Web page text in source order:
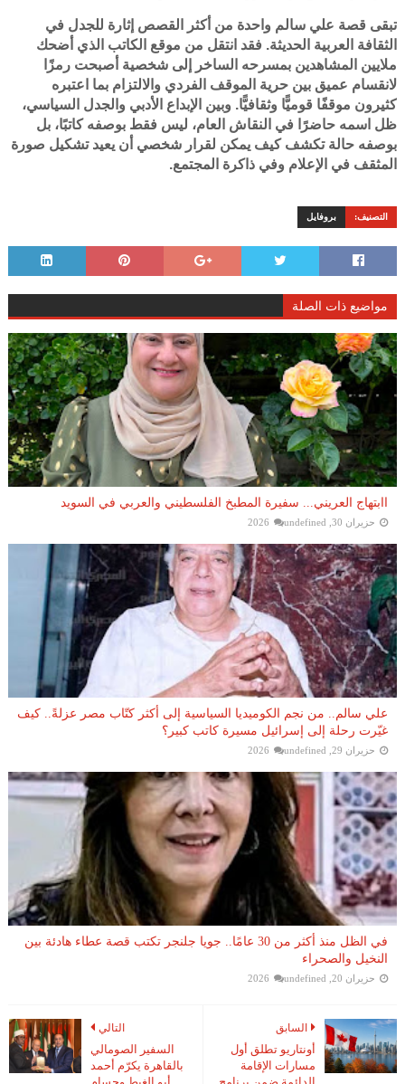
تبقى قصة علي سالم واحدة من أكثر القصص إثارة للجدل في
الثقافة العربية الحديثة. فقد انتقل من موقع الكاتب الذي أضحك
ملايين المشاهدين بمسرحه الساخر إلى شخصية أصبحت رمزًا
لانقسام عميق بين حرية الموقف الفردي والالتزام بما اعتبره
كثيرون موقفًا قوميًّا وثقافيًّا. وبين الإبداع الأدبي والجدل السياسي،
ظل اسمه حاضرًا في النقاش العام، ليس فقط بوصفه كاتبًا، بل
بوصفه حالة تكشف كيف يمكن لقرار شخصي أن يعيد تشكيل صورة
المثقف في الإعلام وفي ذاكرة المجتمع.
التصنيف: بروفايل
مواضيع ذات الصلة
اابتهاج العريني... سفيرة المطبخ الفلسطيني والعربي في السويد
حزيران 30, 2026 undefined
علي سالم.. من نجم الكوميديا السياسية إلى أكثر كتّاب مصر عزلةً.. كيف
غيّرت رحلة إلى إسرائيل مسيرة كاتب كبير؟
حزيران 29, 2026 undefined
في الظل منذ أكثر من 30 عامًا.. جويا جلنجر تكتب قصة عطاء هادئة بين
النخيل والصحراء
حزيران 20, 2026 undefined
التالي
السفير الصومالي
بالقاهرة يكرّم أحمد
السابق
أونتاريو تطلق أول
مسارات الإقامة